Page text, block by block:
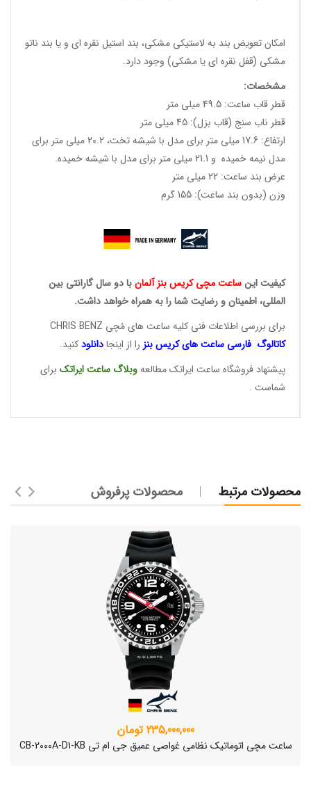
امکان تعویض بند به لاستیکی مشکی، بند استیل نقره ای و یا بند ناتو
مشکی (قفل نقره ای یا مشکی) وجود دارد.
مشخصات:
قطر قاب ساعت: 49.5 میلی متر
قطر ناب سنج (قاب بزل): 45 میلی متر
ارتفاع: 17.6 میلی متر برای مدل با شیشه تخت، 20.2 میلی متر برای
مدل نیمه خمیده و 21.1 میلی متر برای مدل با شیشه خمیده.
عرض بند ساعت: 22 میلی متر
وزن (بدون بند ساعت): 155 گرم
کیفیت اینساعت مچی کریسبنز آلمانبا دو سال گارانتی بین
المللی، اطمینان و رضایت شما را به همراه خواهد داشت.
برای بررسی اطلاعات فنی کلیه ساعت های مُچی CHRIS BENZ
کاتالوگ فارسی ساعت هایکریس بنز را از اینجادانلودکنید.
پیشنهاد فروشگاه ساعت ایراتک مطالعهوبلاگ ساعتایراتک برای
شماست .
محصولات مرتبط محصولات پرفروش
235,000,000 تومان
ساعت مچی اتوماتیک نظامی غواصی عمیق جی ام تی CB-2000A-D1-KB